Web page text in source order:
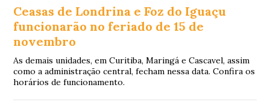
Ceasas de Londrina e Foz do Iguaçu
funcionarão no feriado de 15 de
novembro
As demais unidades, em Curitiba, Maringá e Cascavel, assim
como a administração central, fecham nessa data. Confira os
horários de funcionamento.